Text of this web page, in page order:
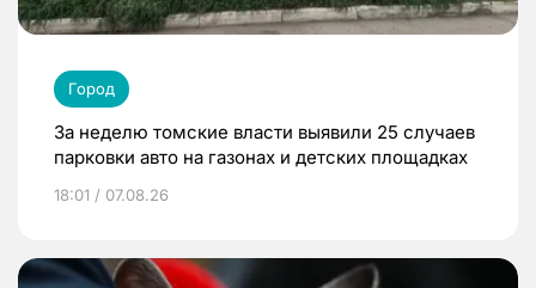
Город
За неделю томские власти выявили 25 случаев
парковки авто на газонах и детских площадках
18:01 / 07.08.26